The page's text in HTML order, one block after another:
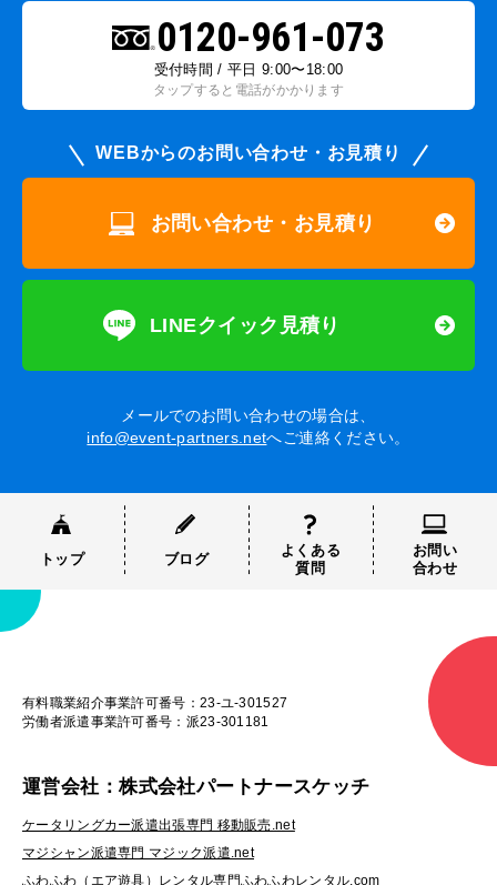
0120-961-073
受付時間 / 平日 9:00〜18:00
タップすると電話がかかります
WEBからのお問い合わせ・お見積り
お問い合わせ・お見積り
LINEクイック見積り
メールでのお問い合わせの場合は、
info@event-partners.netへご連絡ください。
トップ ブログ
よくある
質問
お問い
合わせ
有料職業紹介事業許可番号：23-ユ-301527
労働者派遣事業許可番号：派23-301181
運営会社：株式会社パートナースケッチ
ケータリングカー派遣出張専門 移動販売.net
マジシャン派遣専門 マジック派遣.net
ふわふわ（エア遊具）レンタル専門ふわふわレンタル.com